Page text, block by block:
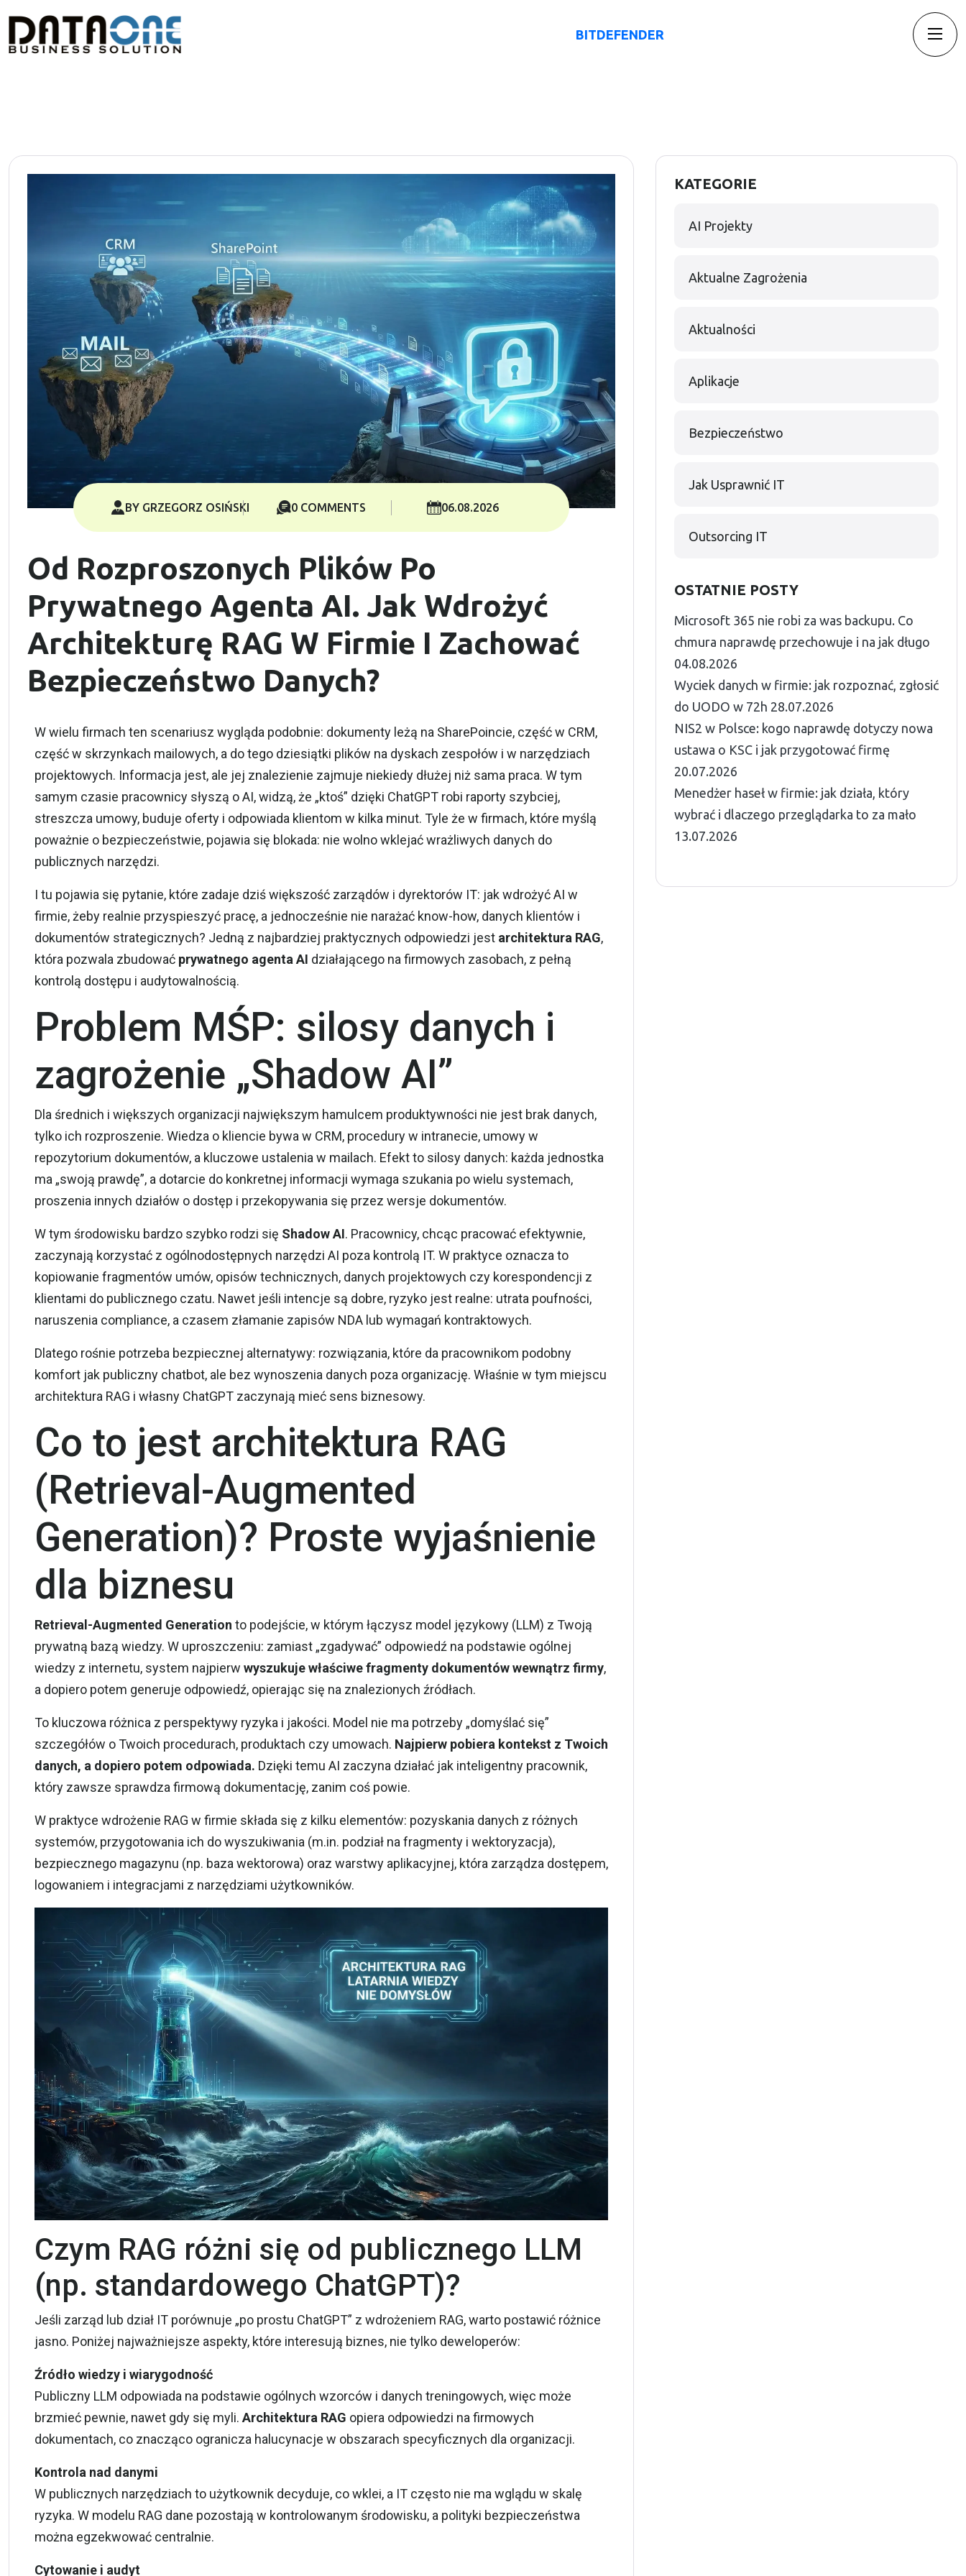
BITDEFENDER
BY GRZEGORZ OSIŃSKI 0 COMMENTS 06.08.2026
Od Rozproszonych Plików Po
Prywatnego Agenta AI. Jak Wdrożyć
Architekturę RAG W Firmie I Zachować
Bezpieczeństwo Danych?
W wielu firmach ten scenariusz wygląda podobnie: dokumenty leżą na SharePoincie, część w CRM,
część w skrzynkach mailowych, a do tego dziesiątki plików na dyskach zespołów i w narzędziach
projektowych. Informacja jest, ale jej znalezienie zajmuje niekiedy dłużej niż sama praca. W tym
samym czasie pracownicy słyszą o AI, widzą, że „ktoś” dzięki ChatGPT robi raporty szybciej,
streszcza umowy, buduje oferty i odpowiada klientom w kilka minut. Tyle że w firmach, które myślą
poważnie o bezpieczeństwie, pojawia się blokada: nie wolno wklejać wrażliwych danych do
publicznych narzędzi.
I tu pojawia się pytanie, które zadaje dziś większość zarządów i dyrektorów IT: jak wdrożyć AI w
firmie, żeby realnie przyspieszyć pracę, a jednocześnie nie narażać know-how, danych klientów i
dokumentów strategicznych? Jedną z najbardziej praktycznych odpowiedzi jest architektura RAG,
która pozwala zbudować prywatnego agenta AI działającego na firmowych zasobach, z pełną
kontrolą dostępu i audytowalnością.
Problem MŚP: silosy danych i
zagrożenie „Shadow AI”
Dla średnich i większych organizacji największym hamulcem produktywności nie jest brak danych,
tylko ich rozproszenie. Wiedza o kliencie bywa w CRM, procedury w intranecie, umowy w
repozytorium dokumentów, a kluczowe ustalenia w mailach. Efekt to silosy danych: każda jednostka
ma „swoją prawdę”, a dotarcie do konkretnej informacji wymaga szukania po wielu systemach,
proszenia innych działów o dostęp i przekopywania się przez wersje dokumentów.
W tym środowisku bardzo szybko rodzi się Shadow AI. Pracownicy, chcąc pracować efektywnie,
zaczynają korzystać z ogólnodostępnych narzędzi AI poza kontrolą IT. W praktyce oznacza to
kopiowanie fragmentów umów, opisów technicznych, danych projektowych czy korespondencji z
klientami do publicznego czatu. Nawet jeśli intencje są dobre, ryzyko jest realne: utrata poufności,
naruszenia compliance, a czasem złamanie zapisów NDA lub wymagań kontraktowych.
Dlatego rośnie potrzeba bezpiecznej alternatywy: rozwiązania, które da pracownikom podobny
komfort jak publiczny chatbot, ale bez wynoszenia danych poza organizację. Właśnie w tym miejscu
architektura RAG i własny ChatGPT zaczynają mieć sens biznesowy.
Co to jest architektura RAG
(Retrieval-Augmented
Generation)? Proste wyjaśnienie
dla biznesu
Retrieval-Augmented Generation to podejście, w którym łączysz model językowy (LLM) z Twoją
prywatną bazą wiedzy. W uproszczeniu: zamiast „zgadywać” odpowiedź na podstawie ogólnej
wiedzy z internetu, system najpierw wyszukuje właściwe fragmenty dokumentów wewnątrz firmy,
a dopiero potem generuje odpowiedź, opierając się na znalezionych źródłach.
To kluczowa różnica z perspektywy ryzyka i jakości. Model nie ma potrzeby „domyślać się”
szczegółów o Twoich procedurach, produktach czy umowach. Najpierw pobiera kontekst z Twoich
danych, a dopiero potem odpowiada. Dzięki temu AI zaczyna działać jak inteligentny pracownik,
który zawsze sprawdza firmową dokumentację, zanim coś powie.
W praktyce wdrożenie RAG w firmie składa się z kilku elementów: pozyskania danych z różnych
systemów, przygotowania ich do wyszukiwania (m.in. podział na fragmenty i wektoryzacja),
bezpiecznego magazynu (np. baza wektorowa) oraz warstwy aplikacyjnej, która zarządza dostępem,
logowaniem i integracjami z narzędziami użytkowników.
Czym RAG różni się od publicznego LLM
(np. standardowego ChatGPT)?
Jeśli zarząd lub dział IT porównuje „po prostu ChatGPT” z wdrożeniem RAG, warto postawić różnice
jasno. Poniżej najważniejsze aspekty, które interesują biznes, nie tylko deweloperów:
Źródło wiedzy i wiarygodność
Publiczny LLM odpowiada na podstawie ogólnych wzorców i danych treningowych, więc może
brzmieć pewnie, nawet gdy się myli. Architektura RAG opiera odpowiedzi na firmowych
dokumentach, co znacząco ogranicza halucynacje w obszarach specyficznych dla organizacji.
Kontrola nad danymi
W publicznych narzędziach to użytkownik decyduje, co wklei, a IT często nie ma wglądu w skalę
ryzyka. W modelu RAG dane pozostają w kontrolowanym środowisku, a polityki bezpieczeństwa
można egzekwować centralnie.
Cytowanie i audyt
KATEGORIE
AI Projekty
Aktualne Zagrożenia
Aktualności
Aplikacje
Bezpieczeństwo
Jak Usprawnić IT
Outsorcing IT
OSTATNIE POSTY
Microsoft 365 nie robi za was backupu. Co
chmura naprawdę przechowuje i na jak długo
04.08.2026
Wyciek danych w firmie: jak rozpoznać, zgłosić
do UODO w 72h 28.07.2026
NIS2 w Polsce: kogo naprawdę dotyczy nowa
ustawa o KSC i jak przygotować firmę
20.07.2026
Menedżer haseł w firmie: jak działa, który
wybrać i dlaczego przeglądarka to za mało
13.07.2026